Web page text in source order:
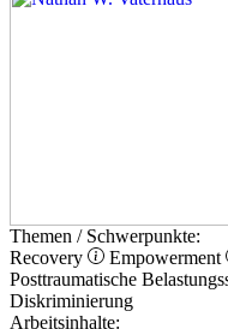
Themen / Schwerpunkte:
Recovery
Empowerment
Posttraumatische
Diskriminierung
Arbeitsinhalte: